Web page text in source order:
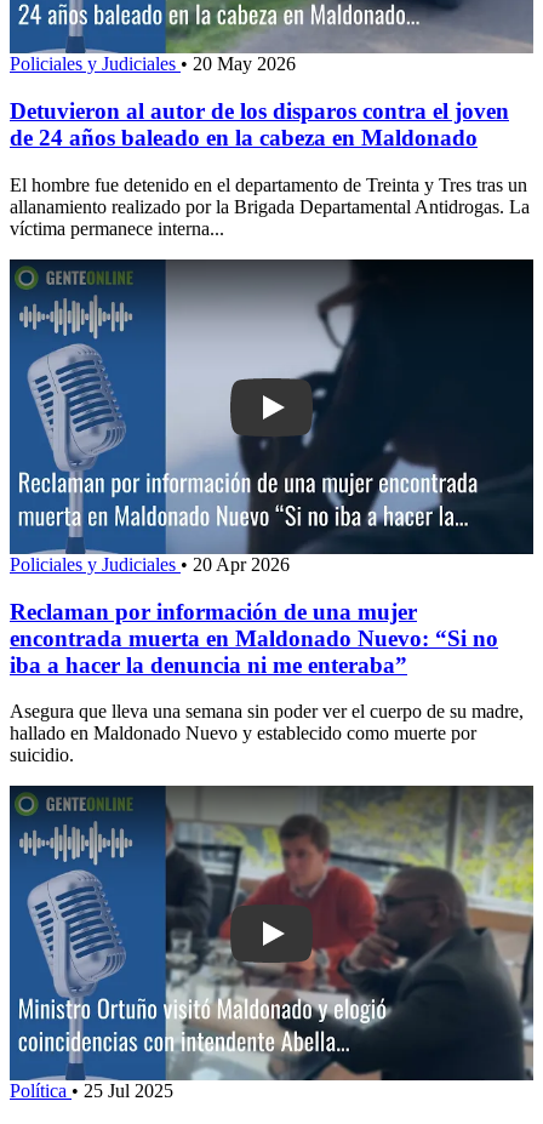
Policiales y Judiciales • 20 May 2026
Detuvieron al autor de los disparos contra el joven
de 24 años baleado en la cabeza en Maldonado
El hombre fue detenido en el departamento de Treinta y Tres tras un
allanamiento realizado por la Brigada Departamental Antidrogas. La
víctima permanece interna...
Play: Reclaman por información de
Policiales y Judiciales • 20 Apr 2026
Reclaman por información de una mujer
encontrada muerta en Maldonado Nuevo: “Si no
iba a hacer la denuncia ni me enteraba”
Asegura que lleva una semana sin poder ver el cuerpo de su madre,
hallado en Maldonado Nuevo y establecido como muerte por
suicidio.
Play: Ministro Ortuño visitó
Política • 25 Jul 2025